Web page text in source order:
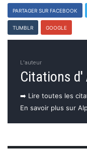
PARTAGER SUR FACEBOOK
TUMBLR GOOGLE
L'auteur
Citations d'
➡️ Lire toutes les
En savoir plus sur